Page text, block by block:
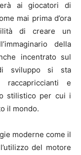
ai giocatori di
mai prima d’ora
di creare un
della
incentrato sul
sviluppo si sta
e
stilistico per cui i
il mondo.
moderne come il
del motore